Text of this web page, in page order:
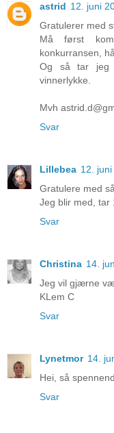
astrid 12. juni
Gratulerer med
Må først
konkurransen,
Og så tar jeg
vinnerlykke.
Mvh
Svar
Lillebea 12.
Gratulere med
Jeg blir med, tar
Svar
Christina 14.
Jeg vil gjærne
KLem C
Svar
Lynetmor 14.
Hei, så
Svar